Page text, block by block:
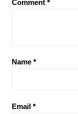
Comment *
Name *
Email *